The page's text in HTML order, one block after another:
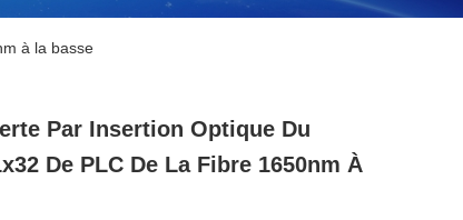
à la basse
Par Insertion Optique Du
De PLC De La Fibre 1650nm À